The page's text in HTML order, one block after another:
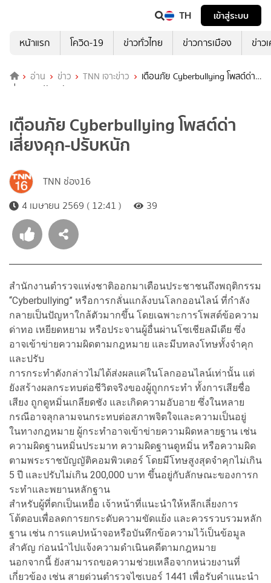
TH
เข้าสู่ระบบ
หน้าแรก
โควิด-19 ข่าวทั่วไทย ข่าวการเมือง ข่าว
อ่าน ข่าว TNN เจาะข่าว
เตือนภัย Cyberbullying โพสต์ด่า
เสี่ยงคุก-ปรับหนัก
เตือนภัย Cyberbullying โพสต์ด่า
เสี่ยงคุก-ปรับหนัก
TNN ช่อง16
4 เมษายน 2569 ( 12:41 )
39
สำนักงานตำรวจแห่งชาติออกมาเตือนประชาชนถึงพฤติกรรม
“Cyberbullying” หรือการกลั่นแกล้งบนโลกออนไลน์ ที่กำลัง
กลายเป็นปัญหาใกล้ตัวมากขึ้น โดยเฉพาะการโพสต์ข้อความ
ด่าทอ เหยียดหยาม หรือประจานผู้อื่นผ่านโซเชียลมีเดีย ซึ่ง
อาจเข้าข่ายความผิดตามกฎหมาย และมีบทลงโทษทั้งจำคุก
และปรับ
การกระทำดังกล่าวไม่ได้ส่งผลแค่ในโลกออนไลน์เท่านั้น แต่
ยังสร้างผลกระทบต่อชีวิตจริงของผู้ถูกกระทำ ทั้งการเสียชื่อ
เสียง ถูกดูหมิ่นเกลียดชัง และเกิดความอับอาย ซึ่งในหลาย
กรณีอาจลุกลามจนกระทบต่อสภาพจิตใจและความเป็นอยู่
ในทางกฎหมาย ผู้กระทำอาจเข้าข่ายความผิดหลายฐาน เช่น
ความผิดฐานหมิ่นประมาท ความผิดฐานดูหมิ่น หรือความผิด
ตามพระราชบัญญัติคอมพิวเตอร์ โดยมีโทษสูงสุดจำคุกไม่เกิน
5 ปี และปรับไม่เกิน 200,000 บาท ขึ้นอยู่กับลักษณะของการก
ระทำและพยานหลักฐาน
สำหรับผู้ที่ตกเป็นเหยื่อ เจ้าหน้าที่แนะนำให้หลีกเลี่ยงการ
โต้ตอบเพื่อลดการยกระดับความขัดแย้ง และควรรวบรวมหลัก
ฐาน เช่น การแคปหน้าจอหรือบันทึกข้อความไว้เป็นข้อมูล
สำคัญ ก่อนนำไปแจ้งความดำเนินคดีตามกฎหมาย
นอกจากนี้ ยังสามารถขอความช่วยเหลือจากหน่วยงานที่
เกี่ยวข้อง เช่น สายด่วนตำรวจไซเบอร์ 1441 เพื่อรับคำแนะนำ